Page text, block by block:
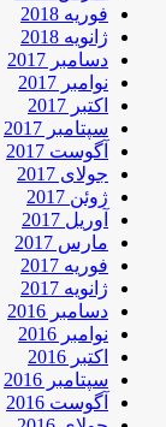
فوریه 2018
ژانویه 2018
دسامبر 2017
نوامبر 2017
اکتبر 2017
سپتامبر 2017
آگوست 2017
جولای 2017
ژوئن 2017
آوریل 2017
مارس 2017
فوریه 2017
ژانویه 2017
دسامبر 2016
نوامبر 2016
اکتبر 2016
سپتامبر 2016
آگوست 2016